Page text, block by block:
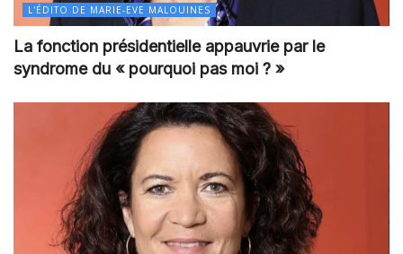
L'ÉDITO DE MARIE-EVE MALOUINES
La fonction présidentielle appauvrie par le
syndrome du « pourquoi pas moi ? »